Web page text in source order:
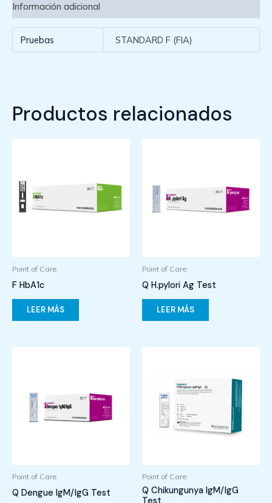
Información adicional
Pruebas STANDARD F (FIA)
Productos relacionados
Point of Care
F HbA1c
LEER MÁS
Point of Care
Q H.pylori Ag Test
LEER MÁS
Point of Care
Q Dengue IgM/IgG Test
Point of Care
Q Chikungunya IgM/IgG